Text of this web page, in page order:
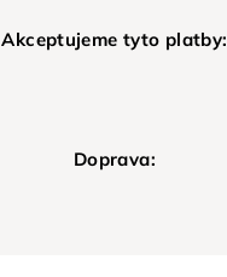
Akceptujeme tyto platby:
Doprava: